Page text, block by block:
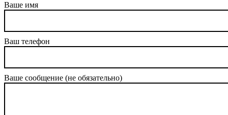
Ваше имя
Ваш телефон
Ваше сообщение (не обязательно)